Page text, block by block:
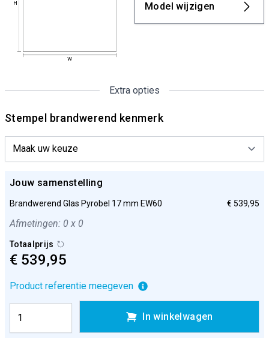
Model wijzigen
Extra opties
Stempel brandwerend kenmerk
Jouw samenstelling
Brandwerend Glas Pyrobel 17 mm EW60 € 539,95
Afmetingen: 0 x 0
Totaalprijs
€ 539,95
Product referentie meegeven
In winkelwagen